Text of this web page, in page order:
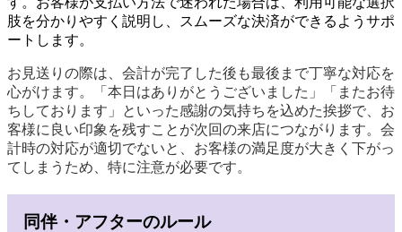
肢を分かりやすく説明し、スムーズな決済ができるようサポ
ートします。
お見送りの際は、会計が完了した後も最後まで丁寧な対応を
心がけます。「本日はありがとうございました」「またお待
ちしております」といった感謝の気持ちを込めた挨拶で、お
客様に良い印象を残すことが次回の来店につながります。会
計時の対応が適切でないと、お客様の満足度が大きく下がっ
てしまうため、特に注意が必要です。
同伴・アフターのルール